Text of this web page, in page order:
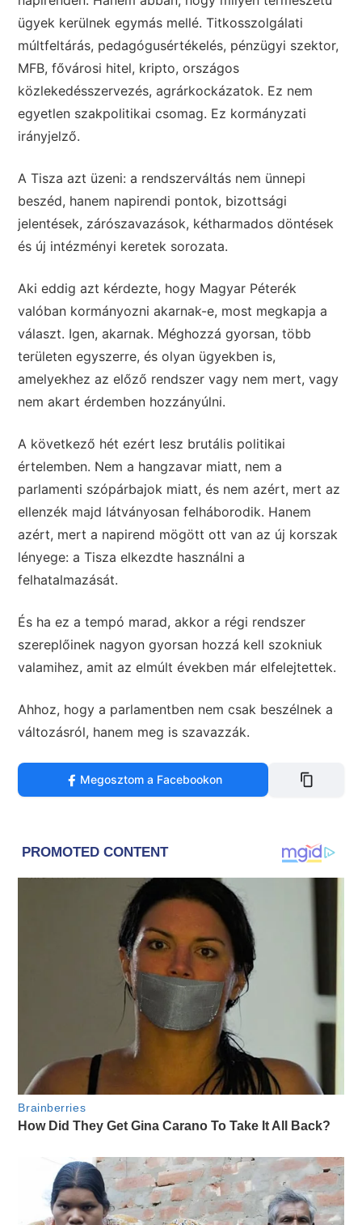
ügyek kerülnek egymás mellé. Titkosszolgálati
múltfeltárás, pedagógusértékelés, pénzügyi szektor,
MFB, fővárosi hitel, kripto, országos
közlekedésszervezés, agrárkockázatok. Ez nem
egyetlen szakpolitikai csomag. Ez kormányzati
irányjelző.
A Tisza azt üzeni: a rendszerváltás nem ünnepi
beszéd, hanem napirendi pontok, bizottsági
jelentések, zárószavazások, kétharmados döntések
és új intézményi keretek sorozata.
Aki eddig azt kérdezte, hogy Magyar Péterék
valóban kormányozni akarnak-e, most megkapja a
választ. Igen, akarnak. Méghozzá gyorsan, több
területen egyszerre, és olyan ügyekben is,
amelyekhez az előző rendszer vagy nem mert, vagy
nem akart érdemben hozzányúlni.
A következő hét ezért lesz brutális politikai
értelemben. Nem a hangzavar miatt, nem a
parlamenti szópárbajok miatt, és nem azért, mert az
ellenzék majd látványosan felháborodik. Hanem
azért, mert a napirend mögött ott van az új korszak
lényege: a Tisza elkezdte használni a
felhatalmazását.
És ha ez a tempó marad, akkor a régi rendszer
szereplőinek nagyon gyorsan hozzá kell szokniuk
valamihez, amit az elmúlt években már elfelejtettek.
Ahhoz, hogy a parlamentben nem csak beszélnek a
változásról, hanem meg is szavazzák.
Megosztom a Facebookon